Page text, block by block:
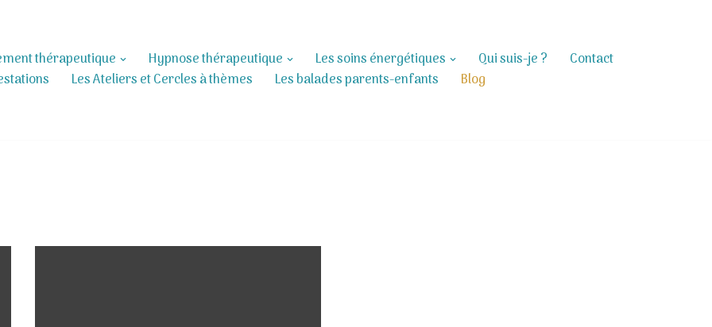
thérapeutique Hypnose thérapeutique Les soins énergétiques Qui suis-je ?
Contact
Les Ateliers et Cercles à thèmes Les balades parents-enfants Blog